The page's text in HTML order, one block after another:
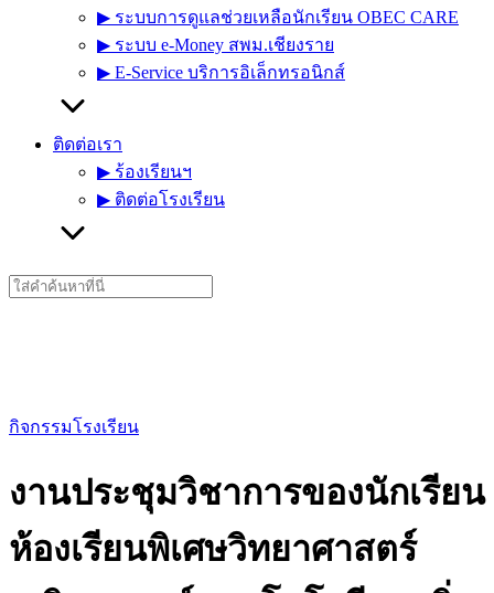
▶︎ ระบบการดูแลช่วยเหลือนักเรียน OBEC CARE
▶︎ ระบบ e-Money สพม.เชียงราย
▶︎ E-Service บริการอิเล็กทรอนิกส์
ติดต่อเรา
▶︎ ร้องเรียนฯ
▶︎ ติดต่อโรงเรียน
Search
for:
กิจกรรมโรงเรียน
งานประชุมวิชาการของนักเรียน
ห้องเรียนพิเศษวิทยาศาสตร์